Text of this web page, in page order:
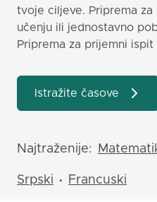
tvoje ciljeve. Priprema
učenju ili jednostavno
Priprema za prijemni ispit
Istražite časove
Najtraženije:
Srpski • Francuski